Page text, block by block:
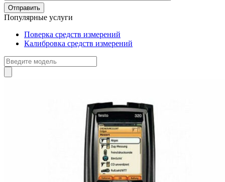
Популярные услуги
Поверка средств измерений
Калибровка средств измерений